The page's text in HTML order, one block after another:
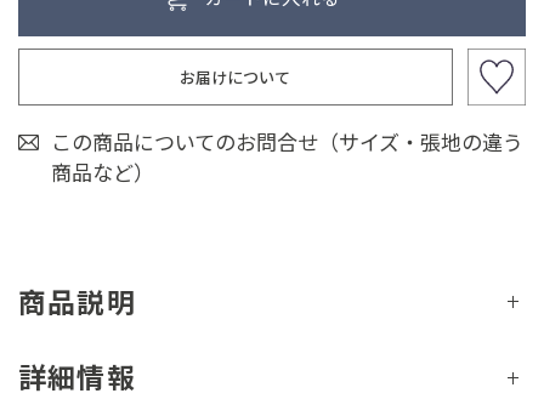
お届けについて
この商品についてのお問合せ（サイズ・張地の違う
商品など）
商品説明
詳細情報